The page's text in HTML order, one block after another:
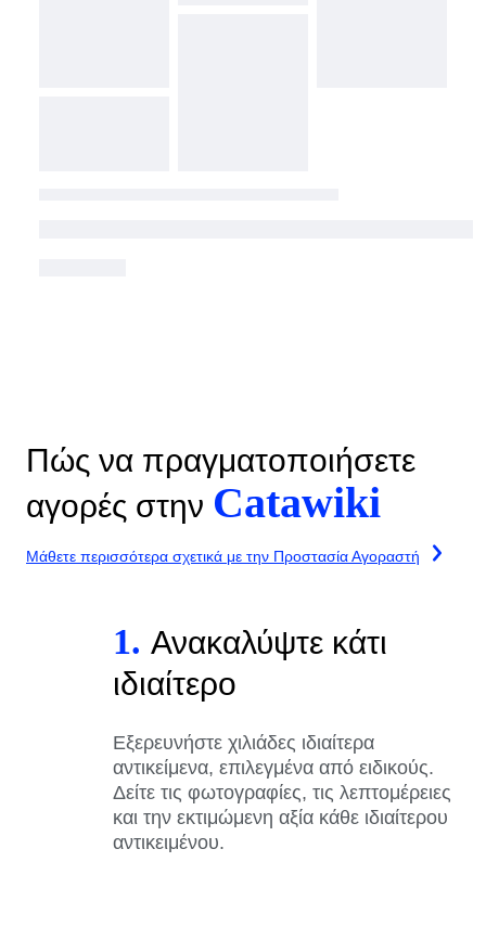
Πώς να πραγματοποιήσετε
αγορές στην Catawiki
Μάθετε περισσότερα σχετικά με την Προστασία Αγοραστή
1. Ανακαλύψτε κάτι
ιδιαίτερο
Εξερευνήστε χιλιάδες ιδιαίτερα
αντικείμενα, επιλεγμένα από ειδικούς.
Δείτε τις φωτογραφίες, τις λεπτομέρειες
και την εκτιμώμενη αξία κάθε ιδιαίτερου
αντικειμένου.